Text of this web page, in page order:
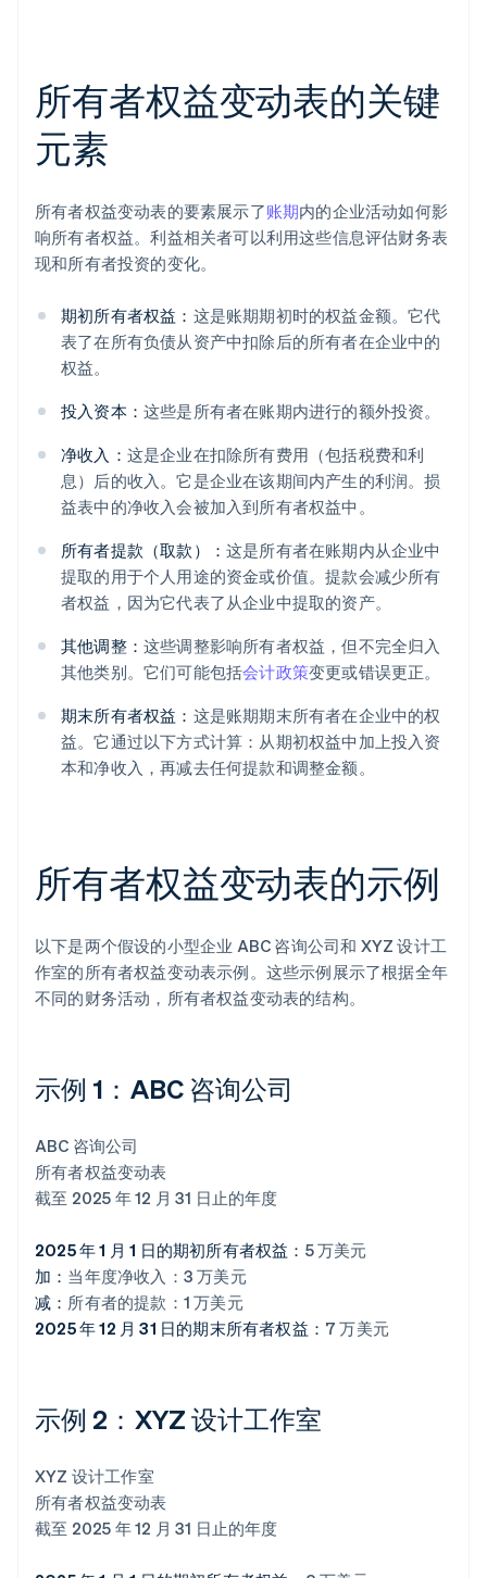
所有者权益变动表的关键
元素
所有者权益变动表的要素展示了账期内的企业活动如何影
响所有者权益。利益相关者可以利用这些信息评估财务表
现和所有者投资的变化。
期初所有者权益： 这是账期期初时的权益金额。它代
表了在所有负债从资产中扣除后的所有者在企业中的
权益。
投入资本： 这些是所有者在账期内进行的额外投资。
净收入： 这是企业在扣除所有费用（包括税费和利
息）后的收入。它是企业在该期间内产生的利润。损
益表中的净收入会被加入到所有者权益中。
所有者提款（取款）： 这是所有者在账期内从企业中
提取的用于个人用途的资金或价值。提款会减少所有
者权益，因为它代表了从企业中提取的资产。
其他调整： 这些调整影响所有者权益，但不完全归入
其他类别。它们可能包括会计政策变更或错误更正。
期末所有者权益： 这是账期期末所有者在企业中的权
益。它通过以下方式计算：从期初权益中加上投入资
本和净收入，再减去任何提款和调整金额。
所有者权益变动表的示例
以下是两个假设的小型企业 ABC 咨询公司和 XYZ 设计工
作室的所有者权益变动表示例。这些示例展示了根据全年
不同的财务活动，所有者权益变动表的结构。
示例 1：ABC 咨询公司
ABC 咨询公司
所有者权益变动表
截至 2025 年 12 月 31 日止的年度
2025 年 1 月 1 日的期初所有者权益： 5 万美元
加： 当年度净收入：3 万美元
减： 所有者的提款：1 万美元
2025 年 12 月 31 日的期末所有者权益： 7 万美元
示例 2：XYZ 设计工作室
XYZ 设计工作室
所有者权益变动表
截至 2025 年 12 月 31 日止的年度